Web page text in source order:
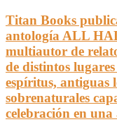
Titan Books
antología ALL
multiautor de
de distintos
espíritus, antiguas
sobrenaturales
celebración en